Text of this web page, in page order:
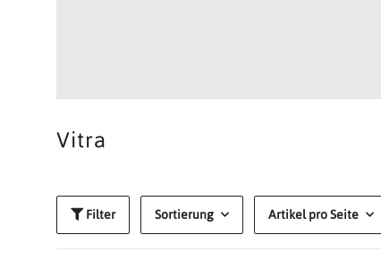
Vitra
Filter Sortierung Artikel pro Seite